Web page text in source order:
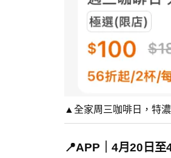
▲全家周三咖啡日，特
📍APP｜4月20日至